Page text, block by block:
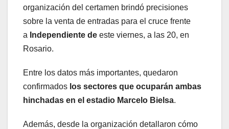
organización del certamen brindó precisiones
sobre la venta de entradas para el cruce frente
a Independiente de este viernes, a las 20, en
Rosario.
Entre los datos más importantes, quedaron
confirmados los sectores que ocuparán ambas
hinchadas en el estadio Marcelo Bielsa.
Además, desde la organización detallaron cómo